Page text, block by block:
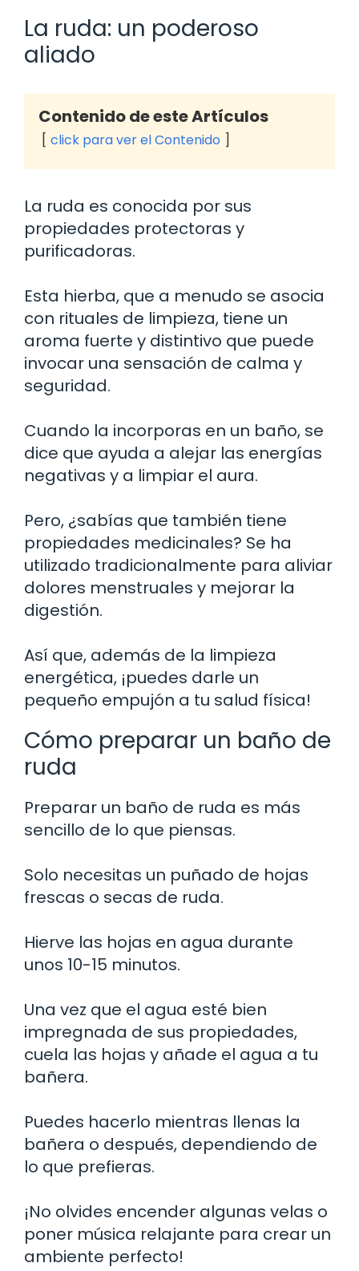
La ruda: un poderoso
aliado
Contenido de este Artículos
click para ver el Contenido
La ruda es conocida por sus
propiedades protectoras y
purificadoras.
Esta hierba, que a menudo se asocia
con rituales de limpieza, tiene un
aroma fuerte y distintivo que puede
invocar una sensación de calma y
seguridad.
Cuando la incorporas en un baño, se
dice que ayuda a alejar las energías
negativas y a limpiar el aura.
Pero, ¿sabías que también tiene
propiedades medicinales? Se ha
utilizado tradicionalmente para aliviar
dolores menstruales y mejorar la
digestión.
Así que, además de la limpieza
energética, ¡puedes darle un
pequeño empujón a tu salud física!
Cómo preparar un baño de
ruda
Preparar un baño de ruda es más
sencillo de lo que piensas.
Solo necesitas un puñado de hojas
frescas o secas de ruda.
Hierve las hojas en agua durante
unos 10-15 minutos.
Una vez que el agua esté bien
impregnada de sus propiedades,
cuela las hojas y añade el agua a tu
bañera.
Puedes hacerlo mientras llenas la
bañera o después, dependiendo de
lo que prefieras.
¡No olvides encender algunas velas o
poner música relajante para crear un
ambiente perfecto!